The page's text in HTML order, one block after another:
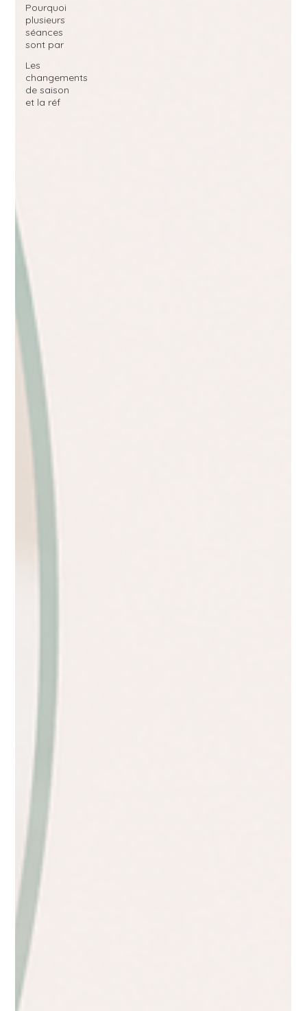
Pourquoi
plusieurs
séances
sont par
Les
changements
de saison
et la réf